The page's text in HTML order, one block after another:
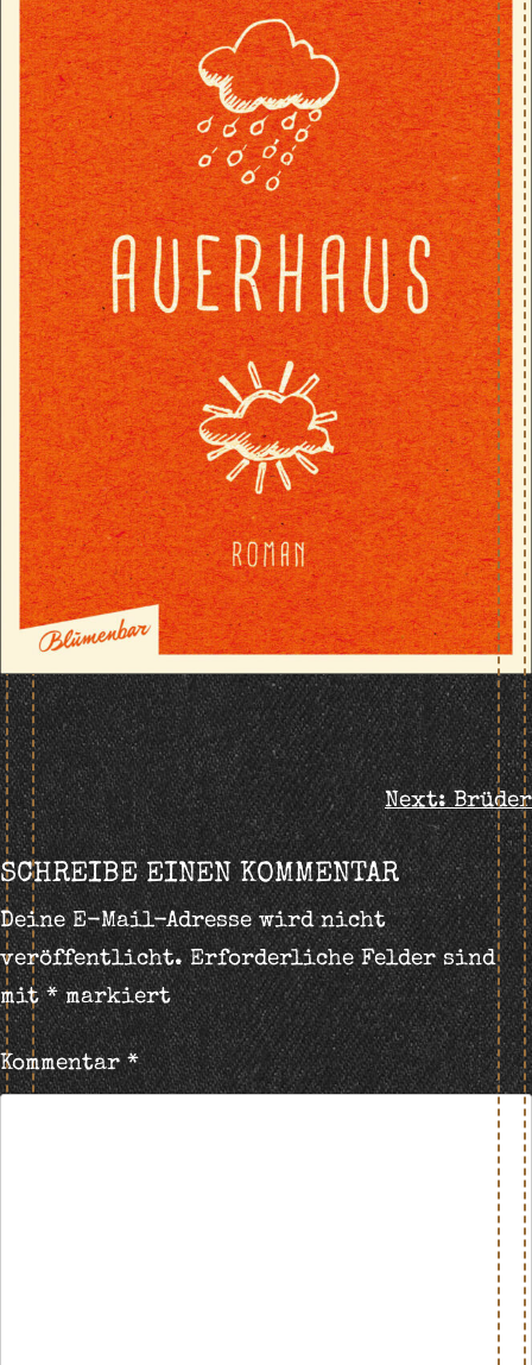
BEITRAGS-
NAVIGATION
Next: Brüder
SCHREIBE EINEN KOMMENTAR
Deine E-Mail-Adresse wird nicht
veröffentlicht. Erforderliche Felder sind
mit*markiert
Kommentar*